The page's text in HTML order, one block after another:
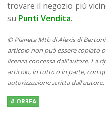
trovare il negozio più
su Punti Vendita.
© Pianeta Mtb di Alexis di
articolo non può essere copiato
licenza concessa dall'autore. La
articolo, in tutto o in parte, con
autorizzazione scritta dall'autore,
# ORBEA